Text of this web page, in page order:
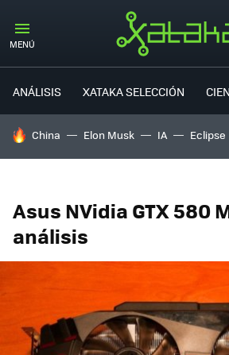
MENÚ
ANÁLISIS XATAKA SELECCIÓN
HOY SE HABLA DE
China Elon Musk IA Eclipse
Asus NVidia GTX 580
análisis